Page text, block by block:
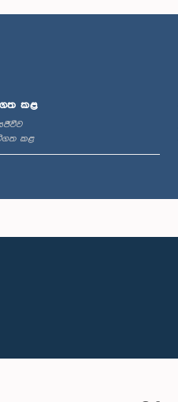
කළ
කළ